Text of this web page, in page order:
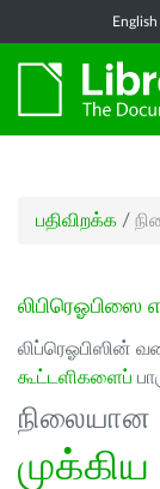
English
பதிவிறக்க /
லிபிரெஓபிஸை
லிப்ரெஓபிஸின்
கூட்டளிகளைப்
நிலையான
முக்கிய